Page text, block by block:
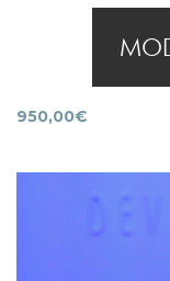
950,00€